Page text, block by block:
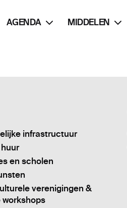
AGENDA MIDDELEN
infrastructuur
en scholen
verenigingen &